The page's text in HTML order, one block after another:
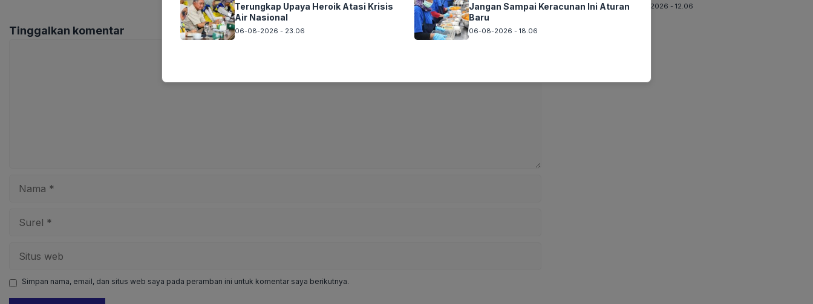
Tinggalkan komentar
web
Simpan nama, email, dan situs web saya pada peramban ini untuk komentar saya berikutnya.
06-08-2026 - 12.06
Terungkap Upaya Heroik Atasi Krisis
Air Nasional
06-08-2026 - 23.06
Jangan Sampai Keracunan Ini Aturan
Baru
06-08-2026 - 18.06